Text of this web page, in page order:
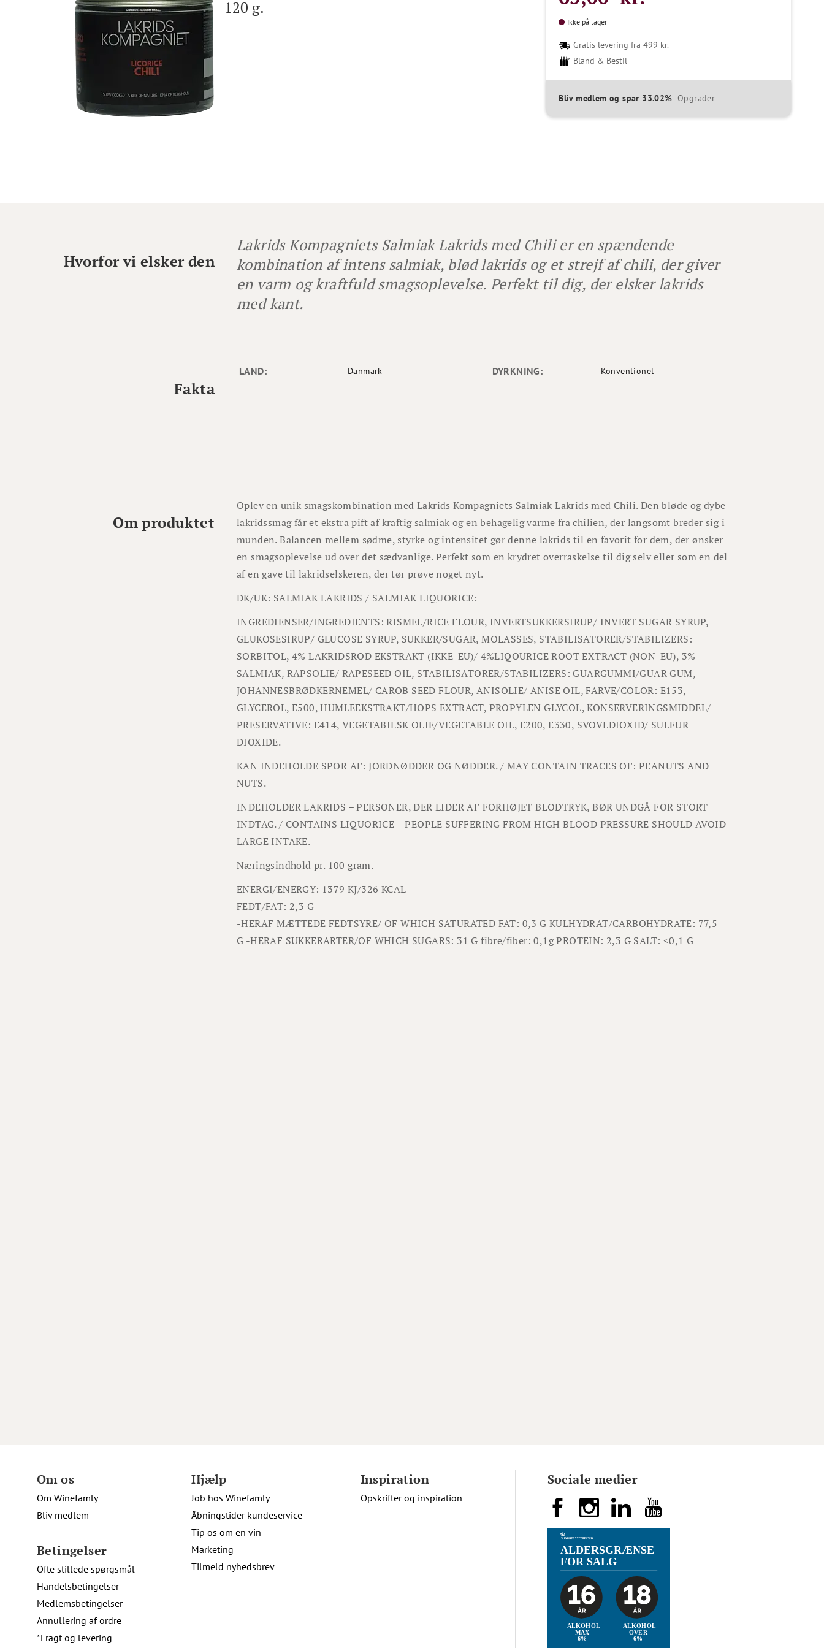
120 g.
Gratis levering fra 499 kr.
Bland & Bestil
Ikke på lager
Bliv medlem og spar 33.02% Opgrader
Hvorfor vi elsker den
Lakrids Kompagniets Salmiak Lakrids med Chili er en spændende
kombination af intens salmiak, blød lakrids og et strejf af chili, der giver
en varm og kraftfuld smagsoplevelse. Perfekt til dig, der elsker lakrids
med kant.
LAND: Danmark DYRKNING: Konventionel
Fakta
Om produktet
Oplev en unik smagskombination med Lakrids Kompagniets Salmiak Lakrids med Chili. Den bløde og dybe
lakridssmag får et ekstra pift af kraftig salmiak og en behagelig varme fra chilien, der langsomt breder sig i
munden. Balancen mellem sødme, styrke og intensitet gør denne lakrids til en favorit for dem, der ønsker
en smagsoplevelse ud over det sædvanlige. Perfekt som en krydret overraskelse til dig selv eller som en del
af en gave til lakridselskeren, der tør prøve noget nyt.
DK/UK: SALMIAK LAKRIDS / SALMIAK LIQUORICE:
INGREDIENSER/INGREDIENTS: RISMEL/RICE FLOUR, INVERTSUKKERSIRUP/ INVERT SUGAR SYRUP,
GLUKOSESIRUP/ GLUCOSE SYRUP, SUKKER/SUGAR, MOLASSES, STABILISATORER/STABILIZERS:
SORBITOL, 4% LAKRIDSROD EKSTRAKT (IKKE-EU)/ 4%LIQOURICE ROOT EXTRACT (NON-EU), 3%
SALMIAK, RAPSOLIE/ RAPESEED OIL, STABILISATORER/STABILIZERS: GUARGUMMI/GUAR GUM,
JOHANNESBRØDKERNEMEL/ CAROB SEED FLOUR, ANISOLIE/ ANISE OIL, FARVE/COLOR: E153,
GLYCEROL, E500, HUMLEEKSTRAKT/HOPS EXTRACT, PROPYLEN GLYCOL, KONSERVERINGSMIDDEL/
PRESERVATIVE: E414, VEGETABILSK OLIE/VEGETABLE OIL, E200, E330, SVOVLDIOXID/ SULFUR
DIOXIDE.
KAN INDEHOLDE SPOR AF: JORDNØDDER OG NØDDER. / MAY CONTAIN TRACES OF: PEANUTS AND
NUTS.
INDEHOLDER LAKRIDS – PERSONER, DER LIDER AF FORHØJET BLODTRYK, BØR UNDGÅ FOR STORT
INDTAG. / CONTAINS LIQUORICE – PEOPLE SUFFERING FROM HIGH BLOOD PRESSURE SHOULD AVOID
LARGE INTAKE.
Næringsindhold pr. 100 gram.
ENERGI/ENERGY: 1379 KJ/326 KCAL
FEDT/FAT: 2,3 G
-HERAF MÆTTEDE FEDTSYRE/ OF WHICH SATURATED FAT: 0,3 G KULHYDRAT/CARBOHYDRATE: 77,5
G -HERAF SUKKERARTER/OF WHICH SUGARS: 31 Gfibre/fiber: 0,1gPROTEIN: 2,3 G SALT: <0,1 G
Om os
Om Winefamly
Bliv medlem
Betingelser
Ofte stillede spørgsmål
Handelsbetingelser
Medlemsbetingelser
Annullering af ordre
*Fragt og levering
Hjælp
Job hos Winefamly
Åbningstider kundeservice
Tip os om en vin
Marketing
Tilmeld nyhedsbrev
Inspiration
Opskrifter og inspiration
Sociale medier